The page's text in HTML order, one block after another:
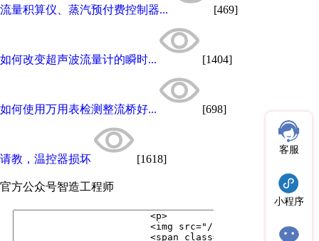
流量积算仪、蒸汽预付费控制器... [469]
如何改变超声波流量计的瞬时... [1404]
如何使用万用表检测整流桥好... [698]
请教，温控器损坏 [1618]
官方公众号智造工程师
客服
小程序